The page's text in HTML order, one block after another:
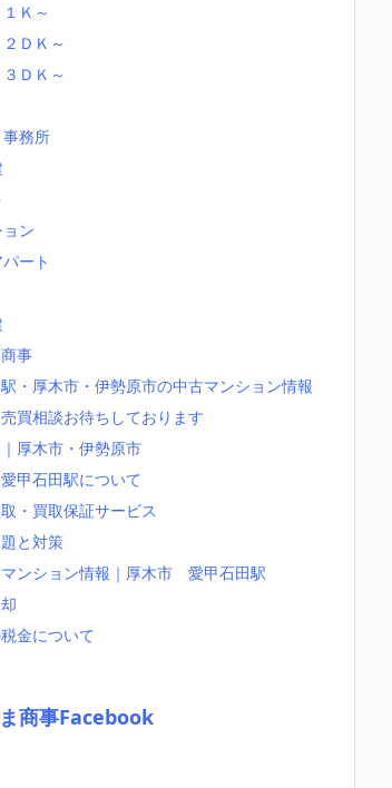
Ｋ～
ＤＫ～
ＤＫ～
務所
ン
ート
事
・厚木市・伊勢原市の中古マンション情報
売買相談お待ちしております
厚木市・伊勢原市
甲石田駅について
・買取保証サービス
と対策
ンション情報｜厚木市 愛甲石田駅
金について
商事Facebook